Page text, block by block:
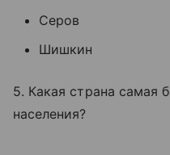
Серов
Шишкин
5. Какая страна самая
населения?